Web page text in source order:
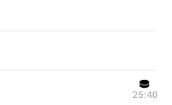
25:40